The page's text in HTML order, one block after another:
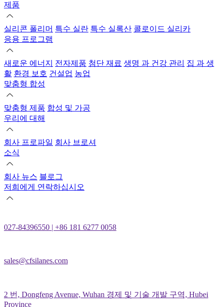
제품
실리콘 폴리머 특수 실란 특수 실록산 콜로이드 실리카
응용 프로그램
새로운 에너지 전자제품 첨단 재료 생명 과 건강 관리 집 과 생
활 환경 보호 건설업 농업
맞춤형 합성
맞춤형 제품 합성 및 가공
우리에 대해
회사 프로파일 회사 브로셔
소식
회사 뉴스 블로그
저희에게 연락하십시오
027-84396550 | +86 181 6277 0058
sales@cfsilanes.com
2 번, Dongfeng Avenue, Wuhan 경제 및 기술 개발 구역, Hubei
Province